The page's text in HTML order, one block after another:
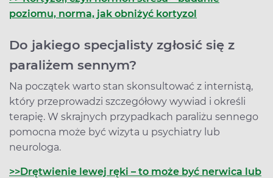
poziomu, norma, jak obniżyć kortyzol
Do jakiego specjalisty zgłosić się z
paraliżem sennym?
Na początek warto stan skonsultować z internistą,
który przeprowadzi szczegółowy wywiad i określi
terapię. W skrajnych przypadkach paraliżu sennego
pomocna może być wizyta u psychiatry lub
neurologa.
>>Drętwienie lewej ręki – to może być nerwica lub